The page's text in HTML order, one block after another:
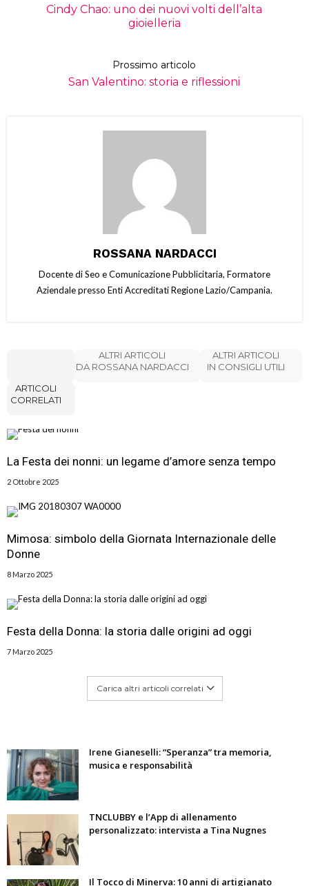
Cindy Chao: uno dei nuovi volti dell’alta
gioielleria
Prossimo articolo
San Valentino: storia e riflessioni
ROSSANA NARDACCI
Docente di Seo e Comunicazione Pubblicitaria, Formatore
Aziendale presso Enti Accreditati Regione Lazio/Campania.
ARTICOLI
CORRELATI
ALTRI ARTICOLI
DA ROSSANA NARDACCI
ALTRI ARTICOLI
IN CONSIGLI UTILI
La Festa dei nonni: un legame d’amore senza tempo
2 Ottobre 2025
Mimosa: simbolo della Giornata Internazionale delle
Donne
8 Marzo 2025
Festa della Donna: la storia dalle origini ad oggi
7 Marzo 2025
Carica altri articoli correlati
Irene Gianeselli: “Speranza” tra memoria,
musica e responsabilità
TNCLUBBY e l’App di allenamento
personalizzato: intervista a Tina Nugnes
Il Tocco di Minerva: 10 anni di artigianato